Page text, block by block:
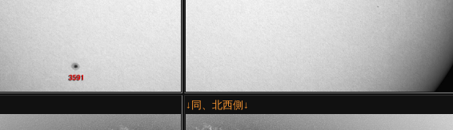
↓同、北西側↓